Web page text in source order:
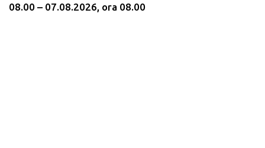
08.00 – 07.08.2026, ora 08.00